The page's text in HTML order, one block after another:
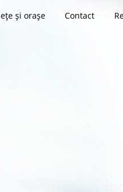
și orașe Contact